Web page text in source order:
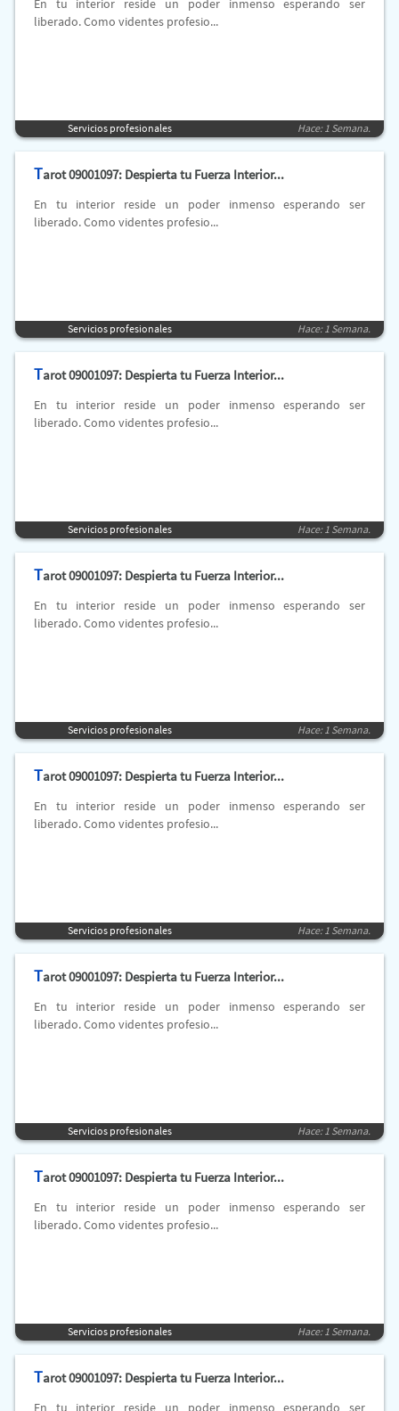
En tu interior reside un poder inmenso esperando ser
liberado. Como videntes profesio...
Servicios profesionales Hace: 1 Semana.
Tarot 09001097: Despierta tu Fuerza Interior...
En tu interior reside un poder inmenso esperando ser
liberado. Como videntes profesio...
Servicios profesionales Hace: 1 Semana.
Tarot 09001097: Despierta tu Fuerza Interior...
En tu interior reside un poder inmenso esperando ser
liberado. Como videntes profesio...
Servicios profesionales Hace: 1 Semana.
Tarot 09001097: Despierta tu Fuerza Interior...
En tu interior reside un poder inmenso esperando ser
liberado. Como videntes profesio...
Servicios profesionales Hace: 1 Semana.
Tarot 09001097: Despierta tu Fuerza Interior...
En tu interior reside un poder inmenso esperando ser
liberado. Como videntes profesio...
Servicios profesionales Hace: 1 Semana.
Tarot 09001097: Despierta tu Fuerza Interior...
En tu interior reside un poder inmenso esperando ser
liberado. Como videntes profesio...
Servicios profesionales Hace: 1 Semana.
Tarot 09001097: Despierta tu Fuerza Interior...
En tu interior reside un poder inmenso esperando ser
liberado. Como videntes profesio...
Servicios profesionales Hace: 1 Semana.
Tarot 09001097: Despierta tu Fuerza Interior...
En tu interior reside un poder inmenso esperando ser